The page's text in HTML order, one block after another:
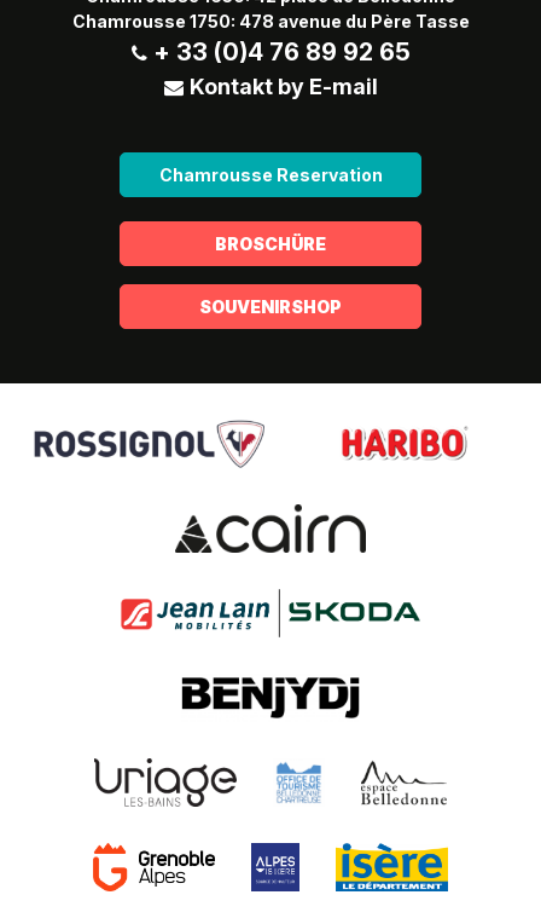
Chamrousse 1750: 478 avenue du Père Tasse
+ 33 (0)4 76 89 92 65
Kontakt by E-mail
Chamrousse Reservation
BROSCHÜRE
SOUVENIRSHOP